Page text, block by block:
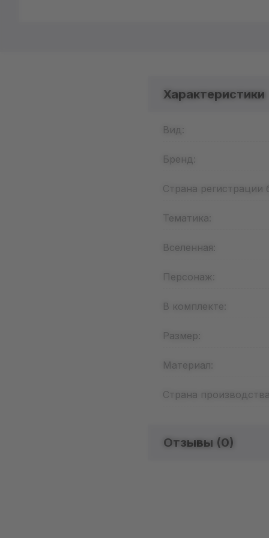
Характеристики
Вид:
Бренд:
Страна регистрации
Тематика:
Вселенная:
Персонаж:
В комплекте:
Размер:
Материал:
Страна производства:
Отзывы (0)
Добавьте